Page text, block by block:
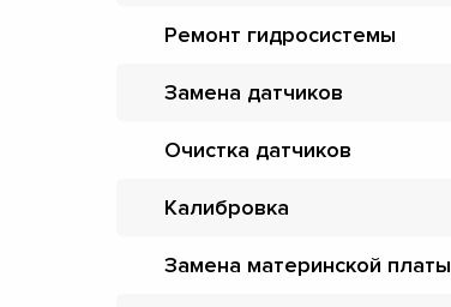
Ремонт гидросистемы
Замена датчиков
Очистка датчиков
Калибровка
Замена материнской платы